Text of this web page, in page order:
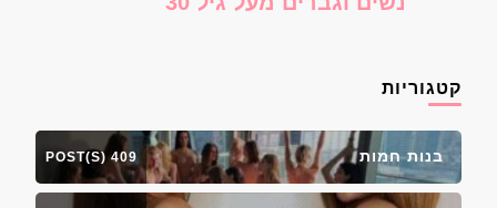
קטגוריות
בנות חמות 409 POST(S)